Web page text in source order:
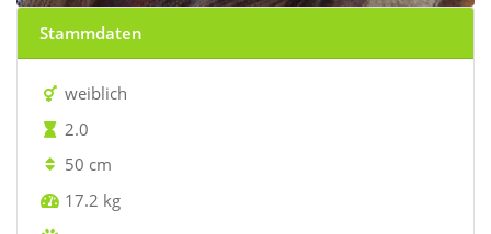
Stammdaten
weiblich
2.0
50 cm
17.2 kg